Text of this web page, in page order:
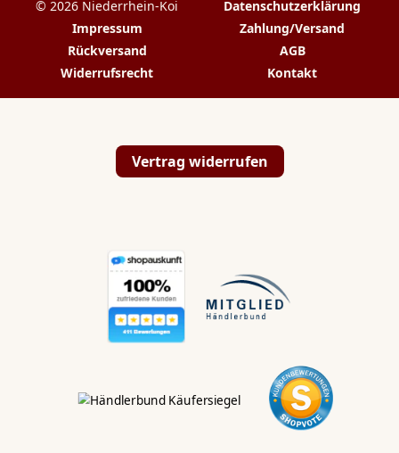
© 2026 Niederrhein-Koi
Datenschutzerklärung
Impressum
Zahlung/Versand
Rückversand
AGB
Widerrufsrecht
Kontakt
Vertrag widerrufen
Hallo Koi & Teich
Liebhaber,
Kontaktiert uns direkt: